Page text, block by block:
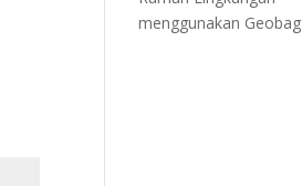
menggunakan Geobag